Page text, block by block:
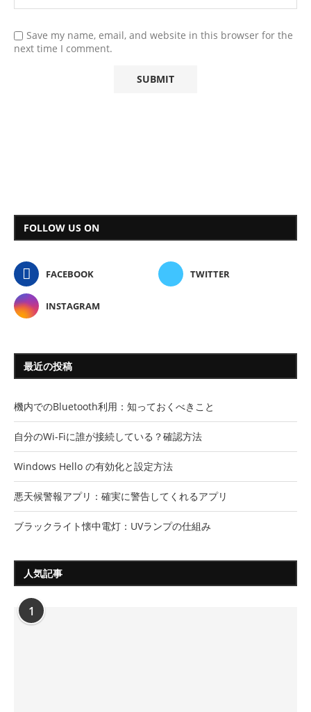
Save my name, email, and website in this browser for the
next time I comment.
FOLLOW US ON
FACEBOOK TWITTER
INSTAGRAM
最近の投稿
機内でのBluetooth利用：知っておくべきこと
自分のWi-Fiに誰が接続している？確認方法
Windows Hello の有効化と設定方法
悪天候警報アプリ：確実に警告してくれるアプリ
ブラックライト懐中電灯：UVランプの仕組み
人気記事
1